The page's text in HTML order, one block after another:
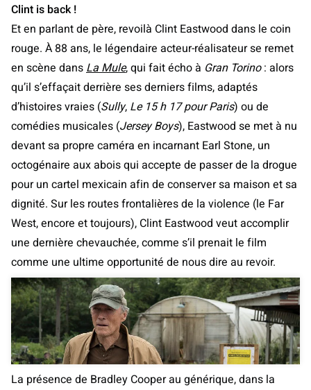
Clint is back !
Et en parlant de père, revoilà Clint Eastwood dans le coin
rouge. À 88 ans, le légendaire acteur-réalisateur se remet
en scène dans La Mule, qui fait écho à Gran Torino: alors
qu’il s’effaçait derrière ses derniers films, adaptés
d’histoires vraies (Sully, Le 15 h 17 pour Paris) ou de
comédies musicales (Jersey Boys), Eastwood se met à nu
devant sa propre caméra en incarnant Earl Stone, un
octogénaire aux abois qui accepte de passer de la drogue
pour un cartel mexicain afin de conserver sa maison et sa
dignité. Sur les routes frontalières de la violence (le Far
West, encore et toujours), Clint Eastwood veut accomplir
une dernière chevauchée, comme s’il prenait le film
comme une ultime opportunité de nous dire au revoir.
La présence de Bradley Cooper au générique, dans la